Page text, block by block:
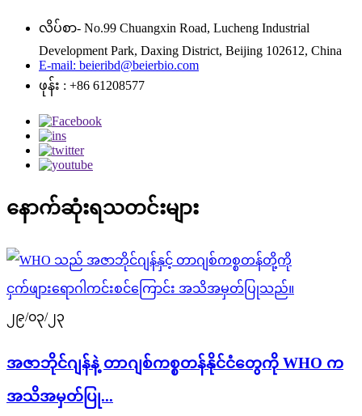
လိပ်စာ- No.99 Chuangxin Road, Lucheng Industrial
Development Park, Daxing District, Beijing 102612, China
E-mail: beieribd@beierbio.com
ဖုန်း : +86 61208577
နောက်ဆုံးရသတင်းများ
၂၉/၀၃/၂၃
အဇာဘိုင်ဂျန်နဲ့ တာဂျစ်ကစ္စတန်နိုင်ငံတွေကို WHO က
အသိအမှတ်ပြု...